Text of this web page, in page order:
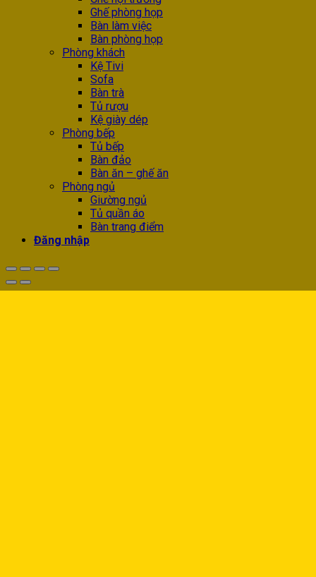
Ghế phòng họp
Bàn làm việc
Bàn phòng họp
Phòng khách
Kệ Tivi
Sofa
Bàn trà
Tủ rượu
Kệ giày dép
Phòng bếp
Tủ bếp
Bàn đảo
Bàn ăn – ghế ăn
Phòng ngủ
Giường ngủ
Tủ quần áo
Bàn trang điểm
Đăng nhập